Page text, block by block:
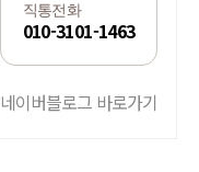
직통전화
010-3101-1463
네이버블로그 바로가기